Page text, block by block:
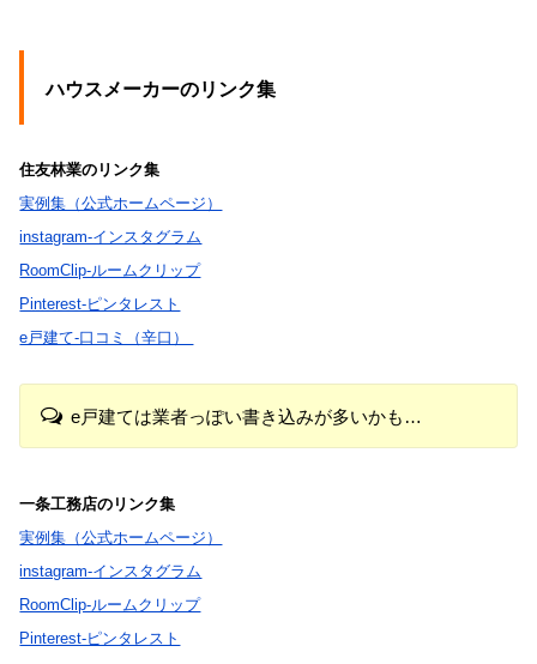
ハウスメーカーのリンク集
住友林業のリンク集
実例集（公式ホームページ）
instagram-インスタグラム
RoomClip-ルームクリップ
Pinterest-ピンタレスト
e戸建て-口コミ（辛口）
e戸建ては業者っぽい書き込みが多いかも…
一条工務店のリンク集
実例集（公式ホームページ）
instagram-インスタグラム
RoomClip-ルームクリップ
Pinterest-ピンタレスト